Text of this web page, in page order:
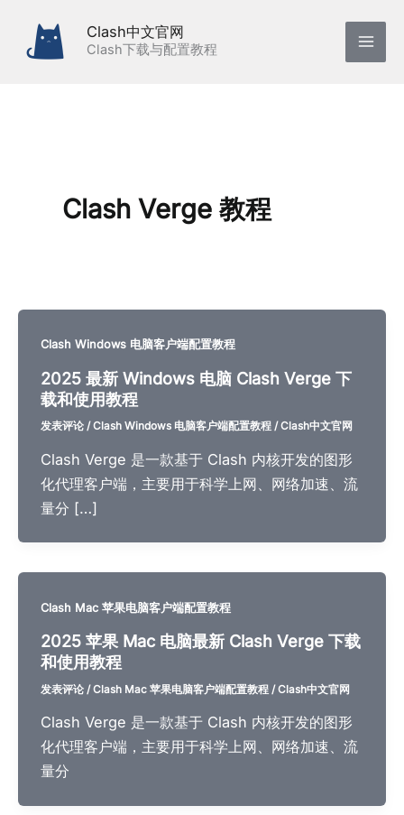
Clash中文官网
Clash下载与配置教程
Clash Verge 教程
Clash Windows 电脑客户端配置教程
2025 最新 Windows 电脑 Clash Verge 下
载和使用教程
发表评论 /Clash Windows 电脑客户端配置教程/Clash中文官网
Clash Verge 是一款基于 Clash 内核开发的图形
化代理客户端，主要用于科学上网、网络加速、流
量分 […]
Clash Mac 苹果电脑客户端配置教程
2025 苹果 Mac 电脑最新 Clash Verge 下载
和使用教程
发表评论 /Clash Mac 苹果电脑客户端配置教程/Clash中文官网
Clash Verge 是一款基于 Clash 内核开发的图形
化代理客户端，主要用于科学上网、网络加速、流
量分